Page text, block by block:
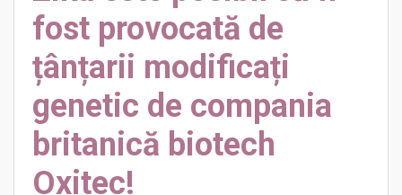
fost provocată de
țânțarii modificați
genetic de compania
britanică biotech
Oxitec!